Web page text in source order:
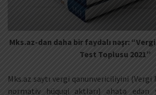
Mks.az-dan daha bir faydalı nəşr:
Test Toplusu 2021”
Mks.az saytı vergi qanunvericiliyini (Vergi
normativ hüquqi aktları) əhatə